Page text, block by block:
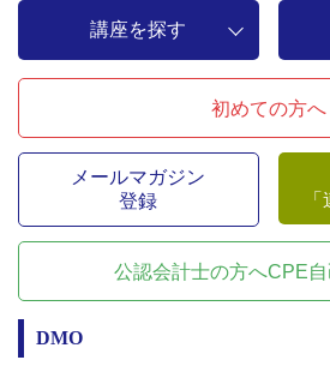
講座を探す
初めての方へ
メールマガジン
登録
公認会計士の方へCPE
DMO